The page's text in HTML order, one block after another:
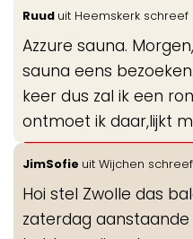
Ruud uit Heemskerk schreef
Azzure sauna.
sauna eens
keer dus zal ik een
ontmoet ik daar,lijkt
JimSofie uit Wijchen
Hoi stel Zwolle das
zaterdag